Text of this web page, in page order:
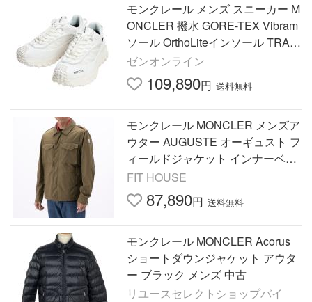
モンクレール メンズ スニーカー M
ONCLER 撥水 GORE-TEX Vibram
ソール OrthoLiteインソール TRAIL
GRIP GTX MC4M00120M7208 ブ
ランド 靴 シューズ スニーカー
ゼンオンライン
109,890円 送料無料
モンクレール MONCLER メンズア
ウター AUGUSTE オーギュスト フ
ィールドジャケット インナーベス
ト付き 5499J フィットハウス
FIT HOUSE
87,890円 送料無料
モンクレール MONCLER Acorus
ショートダウンジャケット アウタ
ー ブラック メンズ 中古
リユースセレクトショップバイ